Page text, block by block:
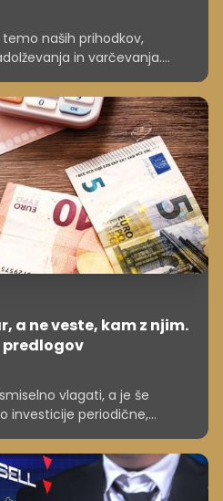
naših prihodkov,
in varčevanja.
načrtovanja financ.
a ne veste, kam z njim.
vlagati, a je še
investicije periodične,
strateške. Kam in
vlagati, sta pojasnila
Kopriva in Lojze